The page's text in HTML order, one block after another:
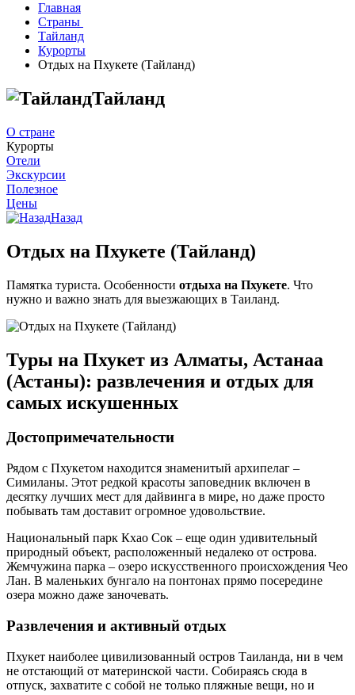
Главная
Страны
Тайланд
Курорты
Отдых на Пхукете (Тайланд)
Тайланд
О стране
Курорты
Отели
Экскурсии
Полезное
Цены
Назад
Отдых на Пхукете (Тайланд)
Памятка туриста. Особенности отдыха на Пхукете. Что
нужно и важно знать для выезжающих в Таиланд.
Туры на Пхукет из Алматы, Астанаа
(Астаны): развлечения и отдых для
самых искушенных
Достопримечательности
Рядом с Пхукетом находится знаменитый архипелаг –
Симиланы. Этот редкой красоты заповедник включен в
десятку лучших мест для дайвинга в мире, но даже просто
побывать там доставит огромное удовольствие.
Национальный парк Кхао Сок – еще один удивительный
природный объект, расположенный недалеко от острова.
Жемчужина парка – озеро искусственного происхождения Чео
Лан. В маленьких бунгало на понтонах прямо посередине
озера можно даже заночевать.
Развлечения и активный отдых
Пхукет наиболее цивилизованный остров Таиланда, ни в чем
не отстающий от материнской части. Собираясь сюда в
отпуск, захватите с собой не только пляжные вещи, но и